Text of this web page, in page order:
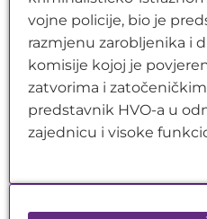
vojne policije, bio je
razmjenu zarobljenika i
komisije kojoj je
zatvorima i
predstavnik HVO-a u
zajednicu i visoke